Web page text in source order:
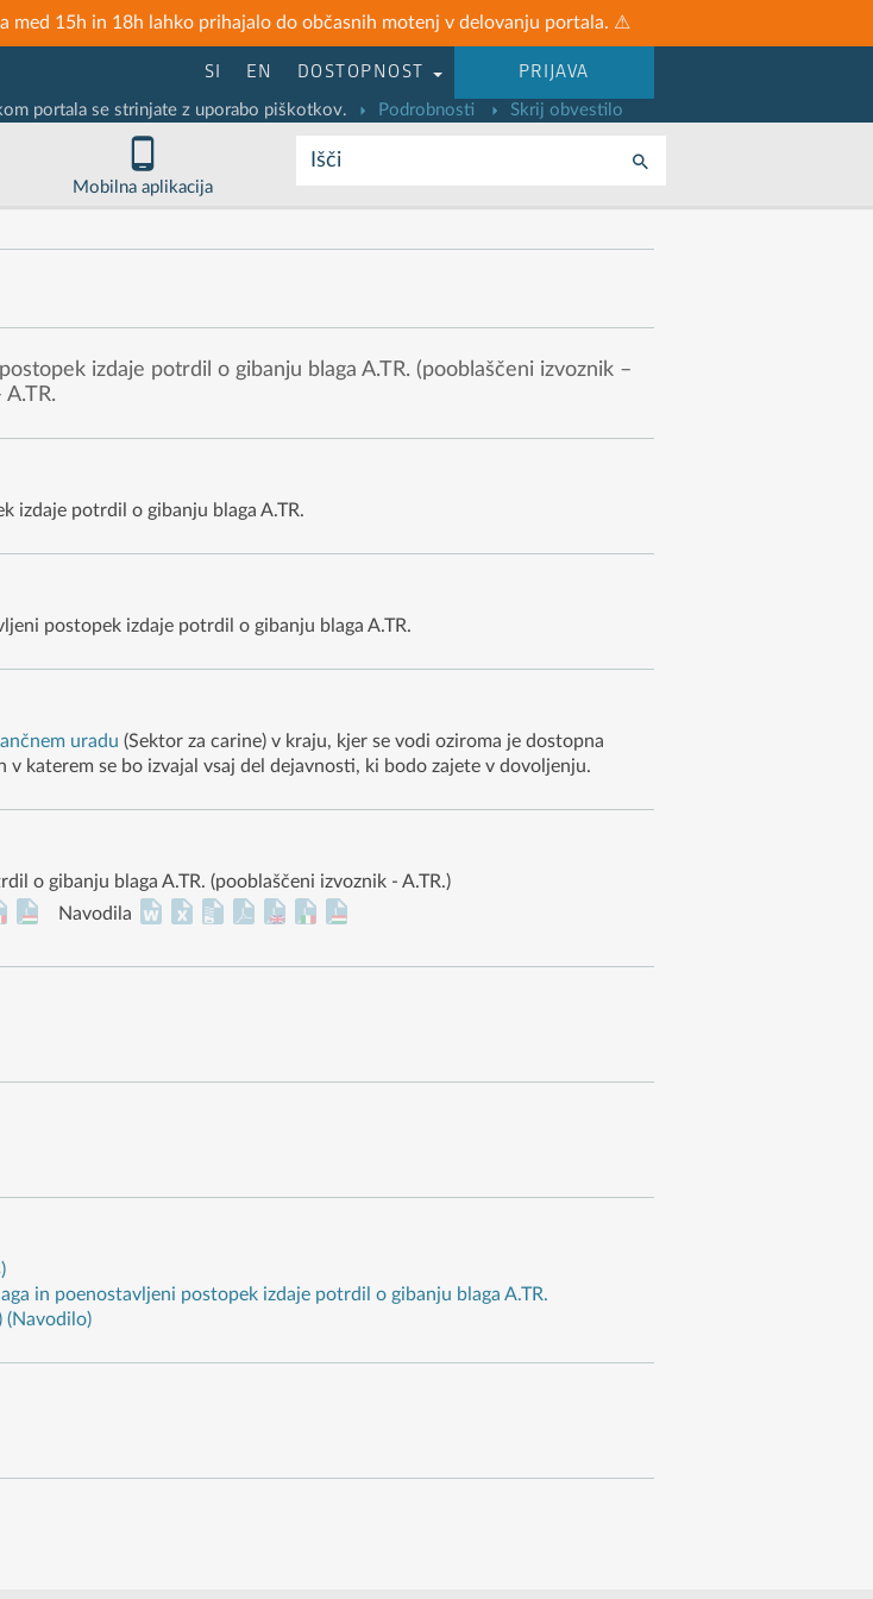
med 15h in 18h lahko prihajalo do občasnih motenj v delovanju portala. ⚠
SI EN DOSTOPNOST PRIJAVA
portala se strinjate z uporabo piškotkov. Podrobnosti Skrij obvestilo
Mobilna aplikacija
Išči
izdaje potrdil o gibanju blaga A.TR. (pooblaščeni izvoznik –
izdaje potrdil o gibanju blaga A.TR.
postopek izdaje potrdil o gibanju blaga A.TR.
uradu (Sektor za carine) v kraju, kjer se vodi oziroma je dostopna
katerem se bo izvajal vsaj del dejavnosti, ki bodo zajete v dovoljenju.
o gibanju blaga A.TR. (pooblaščeni izvoznik - A.TR.)
Navodila
in poenostavljeni postopek izdaje potrdil o gibanju blaga A.TR.
(Navodilo)